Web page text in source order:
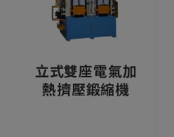
立式雙座電氣加
熱擠壓鍛縮機